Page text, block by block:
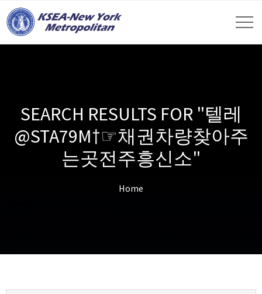
SEARCH RESULTS FOR "텔레
@STA79M†☞채권차량찾아주
는곳전주흥신소"
Home